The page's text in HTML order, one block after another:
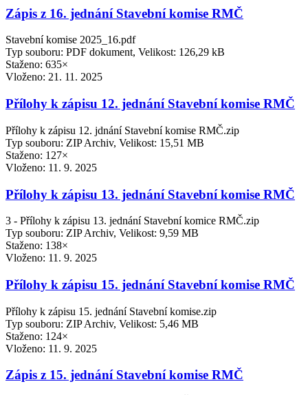
Zápis z 16. jednání Stavební komise RMČ
Stavební komise 2025_16.pdf
Typ souboru: PDF dokument, Velikost: 126,29 kB
Staženo: 635×
Vloženo: 21. 11. 2025
Přílohy k zápisu 12. jednání Stavební komise RMČ
Přílohy k zápisu 12. jdnání Stavební komise RMČ.zip
Typ souboru: ZIP Archiv, Velikost: 15,51 MB
Staženo: 127×
Vloženo: 11. 9. 2025
Přílohy k zápisu 13. jednání Stavební komise RMČ
3 - Přílohy k zápisu 13. jednání Stavební komice RMČ.zip
Typ souboru: ZIP Archiv, Velikost: 9,59 MB
Staženo: 138×
Vloženo: 11. 9. 2025
Přílohy k zápisu 15. jednání Stavební komise RMČ
Přílohy k zápisu 15. jednání Stavební komise.zip
Typ souboru: ZIP Archiv, Velikost: 5,46 MB
Staženo: 124×
Vloženo: 11. 9. 2025
Zápis z 15. jednání Stavební komise RMČ